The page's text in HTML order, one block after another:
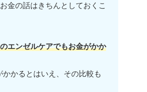
金の話はきちんとしておくこ
エンゼルケアでもお金がかか
かるとはいえ、その比較も